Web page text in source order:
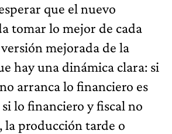
que el nuevo
tomar lo mejor de cada
mejorada de la
hay una dinámica clara: si
arranca lo financiero es
lo financiero y fiscal no
la producción tarde o